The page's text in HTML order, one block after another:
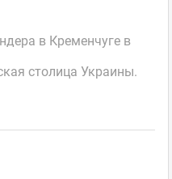
в Кременчуге в
столица Украины.